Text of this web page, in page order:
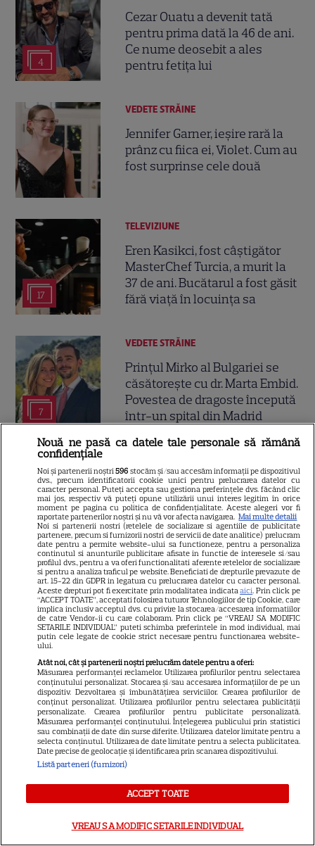
4
Cezar Ouatu a devenit tată
pentru prima dată la 46 de ani.
Ce nume deosebit a ales
pentru fetița lui
VEDETE STRĂINE
Jennifer Garner, ieșire rară la
prânz cu fiica ei, Violet. Cum au
fost surprinse cele două
17
TELEVIZIUNE
Eren Kasikci, fost câștigător
MasterChef Turcia, a murit la
37 de ani. Bucătarul a fost găsit
fără viață în locuința sa
7
VEDETE STRĂINE
Prințul Mirko al Bulgariei se
căsătorește cu dr. Marta Embid.
Povestea de dragoste începută
într-un spital din Madrid
Exclusiv
17
Laura Cosoi și-a ținut
promisiunea. Povestea
numelui Nina și tradiția pe
care a respectat-o pentru
toate cele cinci fiice. EXCLUSIV
VEDETE ROMÂNEŞTI
Laura Cosoi a devenit mamă
pentru a cincea oară. Prima
imagine cu fiica ei, Nina, și
povestea numelui ales. „Nu mă
satur să o privesc”
10
VEDETE ROMÂNEŞTI
Iulia Albu a prezentat „patul
anti-divorț” din vila sa de
peste 1 milion de euro! Ce
spune designerul despre piesa
de mobilier: „Nu prea ai timp să
Nouă ne pasă ca datele tale personale să rămână
confidențiale
Noi și partenerii noștri596 stocăm și/sau accesăm informații pe dispozitivul
dvs., precum identificatorii cookie unici pentru prelucrarea datelor cu
caracter personal. Puteți accepta sau gestiona preferințele dvs. făcând clic
mai jos, respectiv vă puteți opune utilizării unui interes legitim în orice
moment pe pagina cu politica de confidențialitate. Aceste alegeri vor fi
raportate partenerilor noștri și nu vă vor afecta navigarea. Mai multe detalii
Noi si partenerii nostri (retelele de socializare si agentiile de publicitate
partenere, precum si furnizorii nostri de servicii de date analitice) prelucram
date pentru a permite website-ului sa functioneze, pentru a personaliza
continutul si anunturile publicitare afisate in functie de interesele si/sau
profilul dvs., pentru a va oferi functionalitati aferente retelelor de socializare
si pentru a analiza traficul pe website. Beneficiati de drepturile prevazute de
art. 15-22 din GDPR in legatura cu prelucrarea datelor cu caracter personal.
Aceste drepturi pot fi exercitate prin modalitatea indicataaici. Prin click pe
“ACCEPT TOATE”, acceptati folosirea tuturor Tehnologiilor de tip Cookie, care
implica inclusiv acceptul dvs. cu privire la stocarea/accesarea informatiilor
de catre Vendor-ii cu care colaboram. Prin click pe “VREAU SA MODIFIC
SETARILE INDIVIDUAL” puteti schimba preferintele in mod individual, mai
putin cele legate de cookie strict necesare pentru functionarea website-
ului.
Atât noi, cât și partenerii noștri prelucrăm datele pentru a oferi:
Măsurarea performanței reclamelor. Utilizarea profilurilor pentru selectarea
conținutului personalizat. Stocarea și/sau accesarea informațiilor de pe un
dispozitiv. Dezvoltarea și îmbunătățirea serviciilor. Crearea profilurilor de
conținut personalizat. Utilizarea profilurilor pentru selectarea publicității
personalizate. Crearea profilurilor pentru publicitate personalizată.
Măsurarea performanței conținutului. Înțelegerea publicului prin statistici
sau combinații de date din surse diferite. Utilizarea datelor limitate pentru a
selecta conținutul. Utilizarea de date limitate pentru a selecta publicitatea.
Date precise de geolocație și identificarea prin scanarea dispozitivului.
Listă parteneri (furnizori)
ACCEPT TOATE
VREAU SA MODIFIC SETARILE INDIVIDUAL